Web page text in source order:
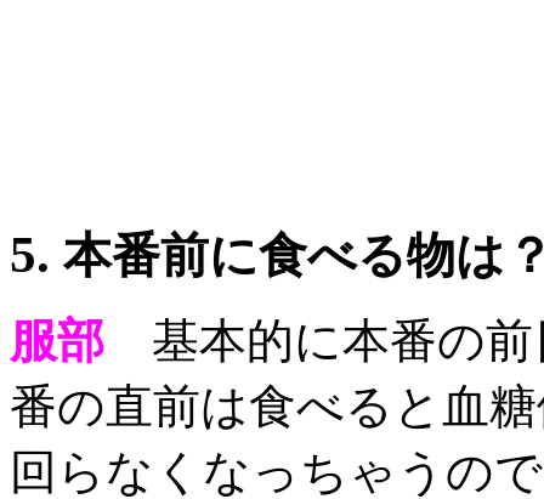
5.本番前に食べる物は
服部
基本的に本番の
番の直前は食べると血
回らなくなっちゃうの